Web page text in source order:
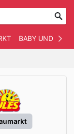
BABY UND KIND